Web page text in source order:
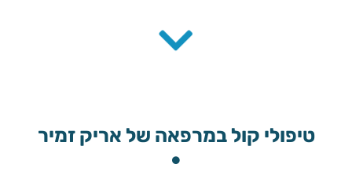
טיפולי קול במרפאה של אריק זמיר